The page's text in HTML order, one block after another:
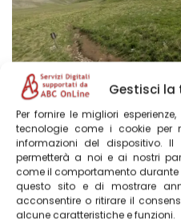
Gestisci la
Per fornire le migliori
tecnologie come i cookie per
informazioni del dispositivo.
permetterà a noi e ai nostri
come il comportamento
questo sito e di mostrare
acconsentire o ritirare il
alcune caratteristiche e funzioni.